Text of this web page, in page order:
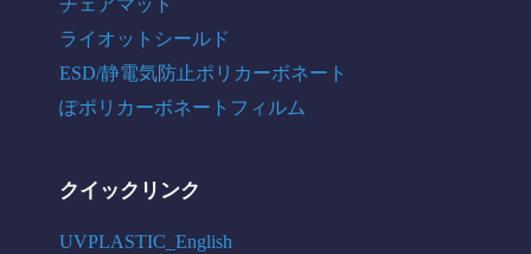
チェアマット
ライオットシールド
ESD/静電気防止ポリカーボネート
ぽポリカーボネートフィルム
クイックリンク
UVPLASTIC_English